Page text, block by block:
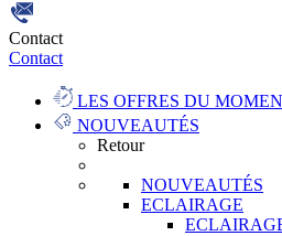
Contact
Contact
LES OFFRES DU
NOUVEAUTÉS
Retour
NOUVEAUTÉS
ECLAIRAGE